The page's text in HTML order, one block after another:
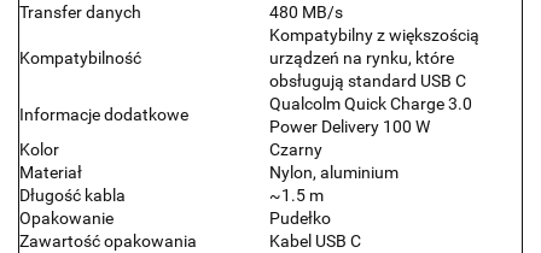
Transfer danych
480 MB/s
Kompatybilność
Kompatybilny z większością
urządzeń na rynku, które
obsługują standard USB C
Informacje dodatkowe
Qualcolm Quick Charge 3.0
Power Delivery 100 W
Kolor
Czarny
Materiał
Nylon, aluminium
Długość kabla
~1.5 m
Opakowanie
Pudełko
Zawartość opakowania
Kabel USB C